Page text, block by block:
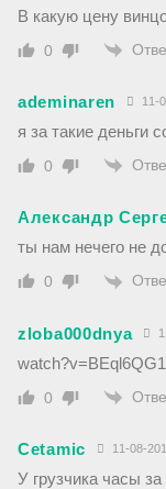
В какую цену
0
ademinaren 11-
я за такие деньги
0
Александр
ты нам нечего не
0
zloba000dnya
0
Cetamic 11-08-
У грузчика часы